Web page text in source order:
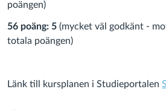
poängen)
56 poäng: 5 (mycket väl godkänt -
totala poängen)
Länk till kursplanen i Studieportalen